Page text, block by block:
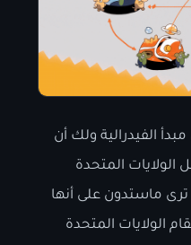
الفيدرالية ولك أن
المتحدة
ماستدون على أنها
الولايات المتحدة